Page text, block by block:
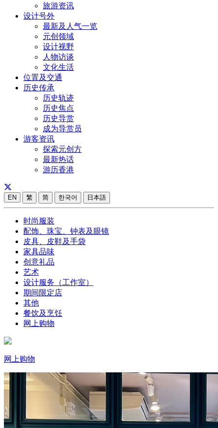
旅游资讯
设计号外
最新及人气一览
元创领域
设计视野
人物访谈
文化生活
位置及交通
历史传承
历史轨迹
历史焦点
历史导赏
成为导赏员
游客资讯
探索元创方
最新热话
游历香港
EN 繁 简 한국어 日本語
时尚服装
配饰、珠宝、钟表及眼镜
皮具、皮鞋及手袋
家具品味
创意礼品
艺术
设计服务（工作室）
期间限定店
其他
餐饮及烹饪
网上购物
网上购物